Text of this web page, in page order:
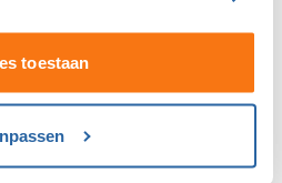
toestaan
het belang van goede